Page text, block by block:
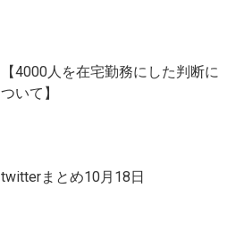
【4000人を在宅勤務にした判断に
ついて】
twitterまとめ10月18日